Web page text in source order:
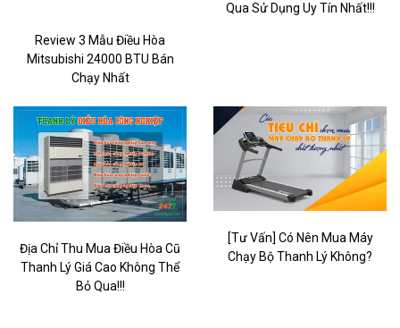
Review 3 Mẫu Điều Hòa
Mitsubishi 24000 BTU Bán
Chạy Nhất
Qua Sử Dụng Uy Tín Nhất!!!
Địa Chỉ Thu Mua Điều Hòa Cũ
Thanh Lý Giá Cao Không Thể
Bỏ Qua!!!
[Tư Vấn] Có Nên Mua Máy
Chạy Bộ Thanh Lý Không?